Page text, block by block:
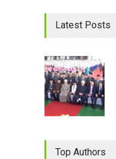
Latest Posts
Top Authors